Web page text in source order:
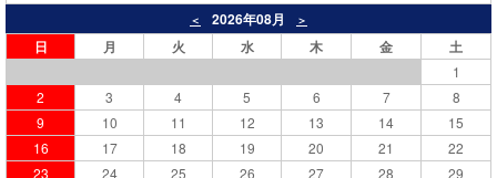
＜ 2026年08月 ＞
日 月 火 水 木 金 土
1
2
3 4 5 6 7
8
9
10 11 12 13 14
15
16
17 18 19 20 21
22
23
24 25 26 27 28
29